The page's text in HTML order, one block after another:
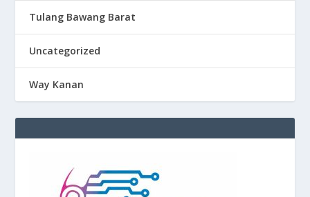
Tulang Bawang Barat
Uncategorized
Way Kanan